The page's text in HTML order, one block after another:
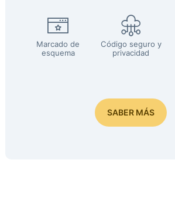
Marcado de
esquema
Código seguro y
privacidad
SABER MÁS